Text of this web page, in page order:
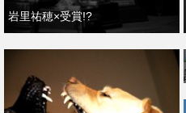
岩里祐穂×受賞!?